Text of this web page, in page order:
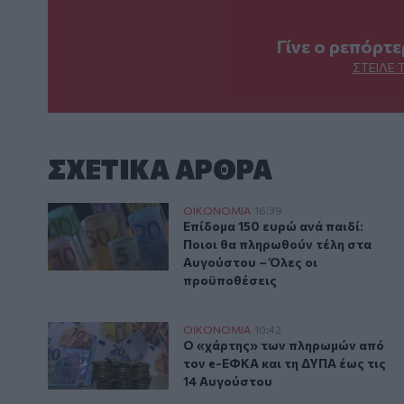
Γίνε ο
ΣΤΕΊΛΕ
ΣΧΕΤΙΚA AΡΘΡΑ
Επίδομα 150 ευρώ ανά παιδί: Ποιοι θα πληρωθούν
ΟΙΚΟΝΟΜΙΑ 16:39
Επίδομα 150 ευρώ ανά παιδί:
Επίδομα 150 ευρώ ανά παιδί:
Ποιοι θα πληρωθούν τέλη στα
Αυγούστου – Όλες οι
προϋποθέσεις
Ο «χάρτης» των πληρωμών από τον e-ΕΦΚΑ και τη
ΟΙΚΟΝΟΜΙΑ 10:42
Ο «χάρτης» των πληρωμών από
Ο «χάρτης» των πληρωμών από
τον e-ΕΦΚΑ και τη ΔΥΠΑ έως τις
14 Αυγούστου